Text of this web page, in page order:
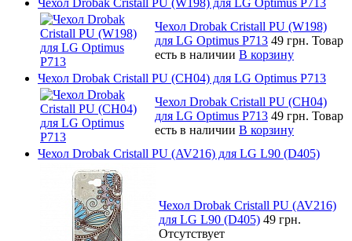
Чехол Drobak Cristall PU (W198)
для LG Optimus P713 49 грн. Товар
есть в наличии В корзину
Чехол Drobak Cristall PU (CH04) для LG Optimus P713
Чехол Drobak Cristall PU (CH04)
для LG Optimus P713 49 грн. Товар
есть в наличии В корзину
Чехол Drobak Cristall PU (AV216) для LG L90 (D405)
Чехол Drobak Cristall PU (AV216)
для LG L90 (D405) 49 грн.
Отсутствует